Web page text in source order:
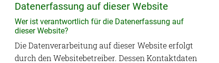
Datenerfassung auf dieser Website
Wer ist verantwortlich für die Datenerfassung auf
dieser Website?
Die Datenverarbeitung auf dieser Website erfolgt
durch den Websitebetreiber. Dessen Kontaktdaten